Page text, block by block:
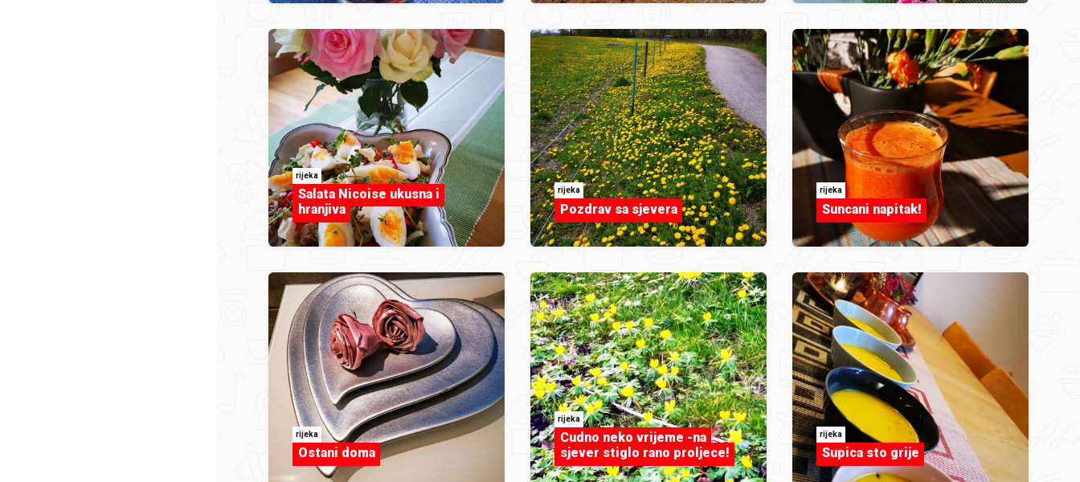
rijeka
Salata Nicoise ukusna i
hranjiva
rijeka
Pozdrav sa sjevera
rijeka
Suncani napitak!
rijeka
Ostani doma
rijeka
Cudno neko vrijeme -na
sjever stiglo rano proljece!
rijeka
Supica sto grije